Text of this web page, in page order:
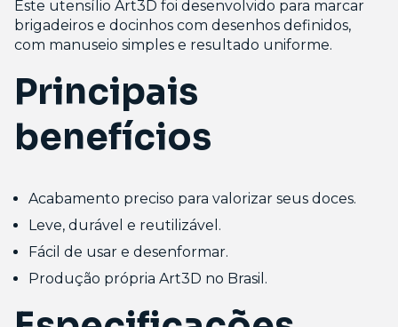
Este utensílio Art3D foi desenvolvido para marcar
brigadeiros e docinhos com desenhos definidos,
com manuseio simples e resultado uniforme.
Principais
benefícios
Acabamento preciso para valorizar seus doces.
Leve, durável e reutilizável.
Fácil de usar e desenformar.
Produção própria Art3D no Brasil.